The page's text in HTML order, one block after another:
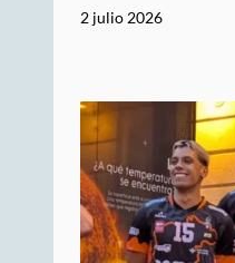
2 julio 2026